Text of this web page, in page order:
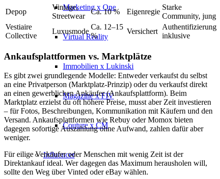
Marketing x One
Virtual Reality
Immobilien x Lukinski
Magazine x FIV
Couture x CM
Influencer
Depop
Vintage,
Streetwear
Ca. 10 % Eigenregie
Starke
Community, jung
Vestiaire
Collective
Luxusmode
Ca. 12–15
%
Versichert
Authentifizierung
inklusive
Ankaufsplattformen vs. Marktplätze
Es gibt zwei grundlegende Modelle: Entweder verkaufst du selbst
an eine Privatperson (Marktplatz-Prinzip) oder du verkaufst direkt
an einen gewerblichen Ankäufer (Ankaufsplattform). Beim
Marktplatz erzielst du oft höhere Preise, musst aber Zeit investieren
– für Fotos, Beschreibungen, Kommunikation mit Käufern und den
Versand. Ankaufsplattformen wie Rebuy oder Momox bieten
dagegen sofortige Auszahlung ohne Aufwand, zahlen dafür aber
weniger.
Für eilige Verkäufer oder Menschen mit wenig Zeit ist der
Direktankauf ideal. Wer dagegen das Maximum herausholen will,
sollte den Weg über Vinted oder eBay wählen.